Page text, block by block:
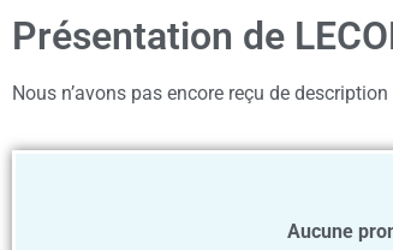
Présentation de
Nous n’avons pas encore reçu de description
Aucune